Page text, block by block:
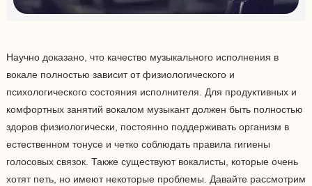
Научно доказано, что качество музыкального исполнения в
вокале полностью зависит от физиологического и
психологического состояния исполнителя. Для продуктивных и
комфортных занятий вокалом музыкант должен быть полностью
здоров физиологически, постоянно поддерживать организм в
естественном тонусе и четко соблюдать правила гигиены
голосовых связок. Также существуют вокалисты, которые очень
хотят петь, но имеют некоторые проблемы. Давайте рассмотрим